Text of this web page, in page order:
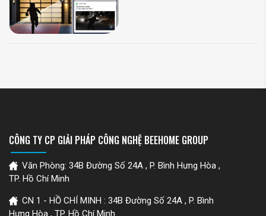
CÔNG TY CP GIẢI PHÁP CÔNG NGHỆ BEEHOME GROUP
Văn Phòng: 34B Đường Số 24A , P. Bình Hưng Hòa ,
TP. Hồ Chí Minh
CN 1 - HỒ CHÍ MINH : 34B Đường Số 24A , P. Bình
Hưng Hòa , TP. Hồ Chí Minh